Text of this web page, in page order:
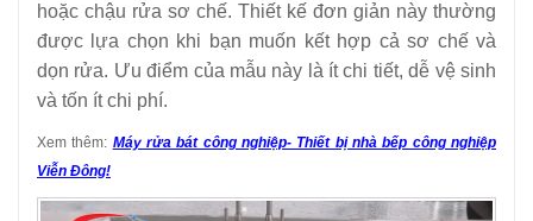
hoặc chậu rửa sơ chế. Thiết kế đơn giản này thường
được lựa chọn khi bạn muốn kết hợp cả sơ chế và
dọn rửa. Ưu điểm của mẫu này là ít chi tiết, dễ vệ sinh
và tốn ít chi phí.
Xem thêm: Máy rửa bát công nghiệp- Thiết bị nhà bếp công nghiệp
Viễn Đông!